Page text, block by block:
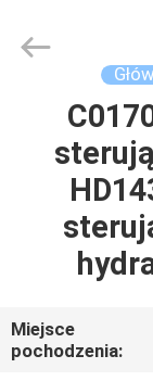
FILMY
POKAZ
VR
Machinery
Miejsce
pochodzenia: